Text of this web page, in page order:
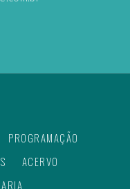
PROGRAMAÇÃO
ACERVO